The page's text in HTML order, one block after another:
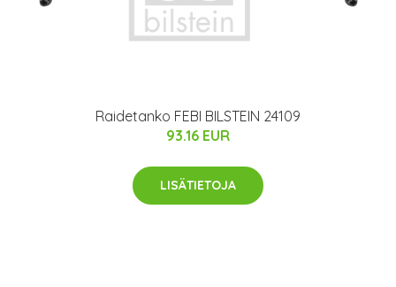
Raidetanko FEBI BILSTEIN 24109
93.16 EUR
LISÄTIETOJA